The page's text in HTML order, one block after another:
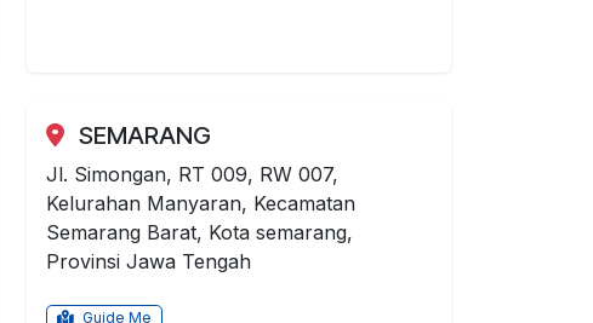
SEMARANG
Jl. Simongan, RT 009, RW 007,
Kelurahan Manyaran, Kecamatan
Semarang Barat, Kota semarang,
Provinsi Jawa Tengah
Guide Me